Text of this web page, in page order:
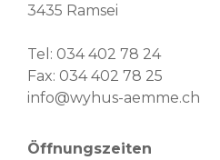
3435 Ramsei
Tel: 034 402 78 24
Fax: 034 402 78 25
info@wyhus-aemme.ch
Öffnungszeiten